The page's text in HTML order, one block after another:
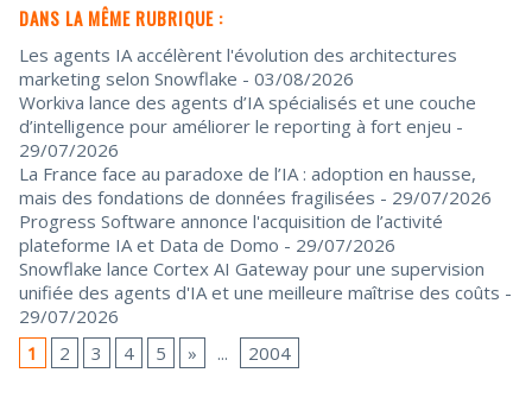
DANS LA MÊME RUBRIQUE :
Les agents IA accélèrent l'évolution des architectures
marketing selon Snowflake - 03/08/2026
Workiva lance des agents d’IA spécialisés et une couche
d’intelligence pour améliorer le reporting à fort enjeu -
29/07/2026
La France face au paradoxe de l’IA : adoption en hausse,
mais des fondations de données fragilisées - 29/07/2026
Progress Software annonce l'acquisition de l’activité
plateforme IA et Data de Domo - 29/07/2026
Snowflake lance Cortex AI Gateway pour une supervision
unifiée des agents d'IA et une meilleure maîtrise des coûts -
29/07/2026
1
2 3 4 5 » ... 2004